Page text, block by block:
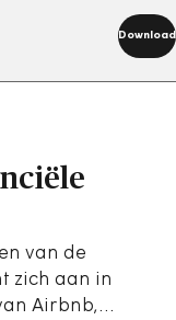
Download
van de
zich aan in
Airbnb,…